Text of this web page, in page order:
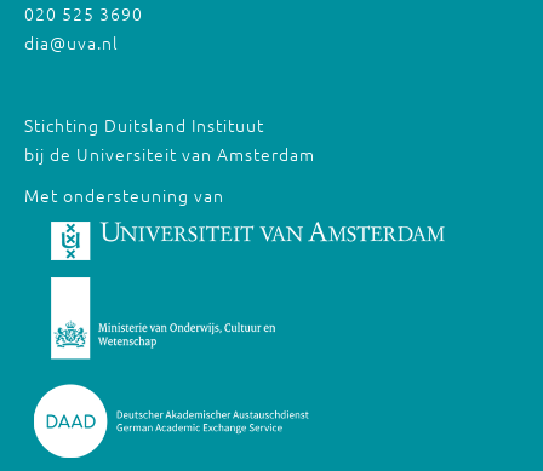
020 525 3690
dia@uva.nl
Stichting Duitsland Instituut
bij de Universiteit van Amsterdam
Met ondersteuning van